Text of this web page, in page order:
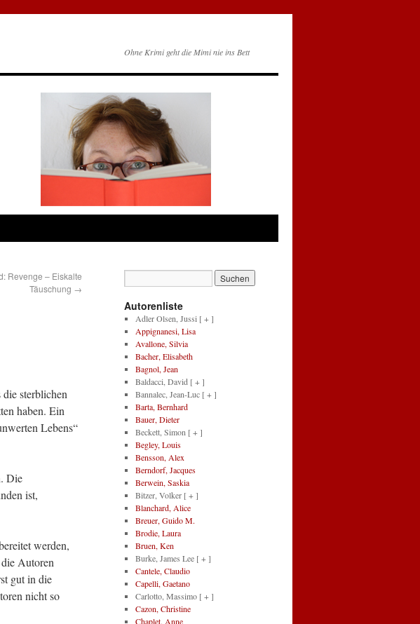
Ohne Krimi geht die Mimi nie ins Bett
Revenge – Eiskalte
Täuschung →
sterblichen
haben. Ein
Lebens“
Die
ist,
werden,
Autoren
gut in die
nicht so
Autorenliste
Adler Olsen, Jussi [ + ]
Appignanesi, Lisa
Avallone, Silvia
Bacher, Elisabeth
Bagnol, Jean
Baldacci, David [ + ]
Bannalec, Jean-Luc [ + ]
Barta, Bernhard
Bauer, Dieter
Beckett, Simon [ + ]
Begley, Louis
Bensson, Alex
Berndorf, Jacques
Berwein, Saskia
Bitzer, Volker [ + ]
Blanchard, Alice
Breuer, Guido M.
Brodie, Laura
Bruen, Ken
Burke, James Lee [ + ]
Cantele, Claudio
Capelli, Gaetano
Carlotto, Massimo [ + ]
Cazon, Christine
Chaplet, Anne